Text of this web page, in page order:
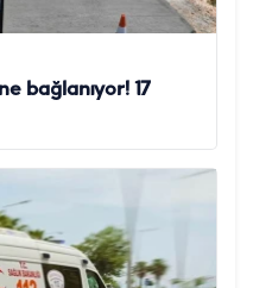
bağlanıyor! 17